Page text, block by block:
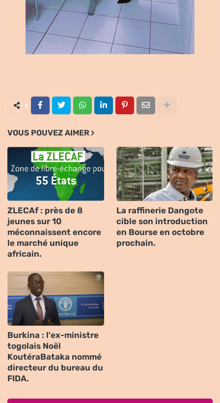
VOUS POUVEZ AIMER
ZLECAf : près de 8
jeunes sur 10
méconnaissent encore
le marché unique
africain.
La raffinerie Dangote
cible son introduction
en Bourse en octobre
prochain.
Burkina : l'ex-ministre
togolais Noël
KoutéraBataka nommé
directeur du bureau du
FIDA.